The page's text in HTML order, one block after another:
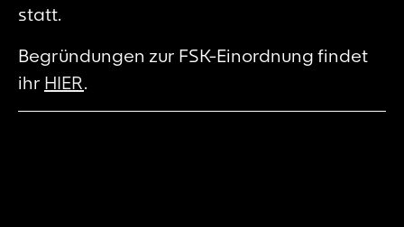
statt.
Begründungen zur FSK-Einordnung findet
ihr HIER.